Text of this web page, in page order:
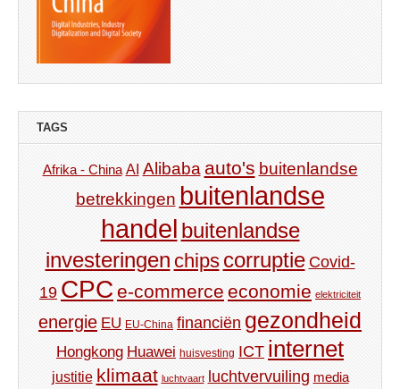
TAGS
Afrika - China AI Alibaba auto's buitenlandse
betrekkingen buitenlandse
handel buitenlandse
investeringen chips corruptie Covid-
19 CPC e-commerce economie elektriciteit
energie EU EU-China financiën gezondheid
Hongkong Huawei huisvesting ICT internet
justitie klimaat luchtvaart luchtvervuiling media